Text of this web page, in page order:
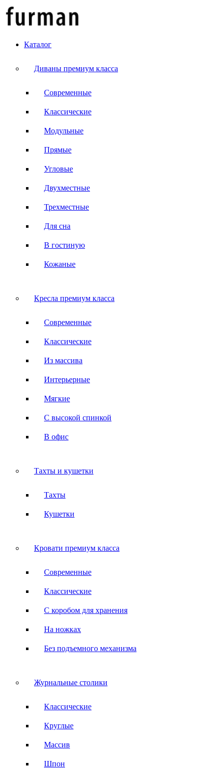
Каталог
Диваны премиум класса
Современные
Классические
Модульные
Прямые
Угловые
Двухместные
Трехместные
Для сна
В гостиную
Кожаные
Кресла премиум класса
Современные
Классические
Из массива
Интерьерные
Мягкие
С высокой спинкой
В офис
Тахты и кушетки
Тахты
Кушетки
Кровати премиум класса
Современные
Классические
С коробом для хранения
На ножках
Без подъемного механизма
Журнальные столики
Классические
Круглые
Массив
Шпон